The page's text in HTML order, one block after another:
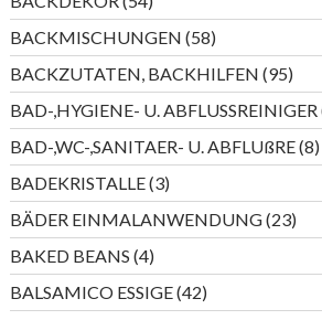
Produkte
BACKMISCHUNGEN 5858
Produkte
BACKZUTATEN, BACKHILFEN 9595
BAD-,HYGIENE- U. ABFLUSSREINIGER
BAD-,WC-,SANITAER- U. ABFLUßRE 88
BADEKRISTALLE 33
Produkte
BÄDER EINMALANWENDUNG 2323
BAKED BEANS 44
Produkte
BALSAMICO ESSIGE 4242
Produkte